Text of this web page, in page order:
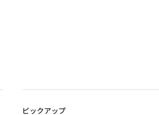
ピックアップ